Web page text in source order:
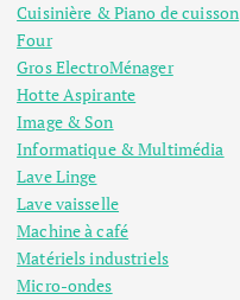
Cuisinière & Piano de cuisson
Four
Gros ElectroMénager
Hotte Aspirante
Image & Son
Informatique & Multimédia
Lave Linge
Lave vaisselle
Machine à café
Matériels industriels
Micro-ondes